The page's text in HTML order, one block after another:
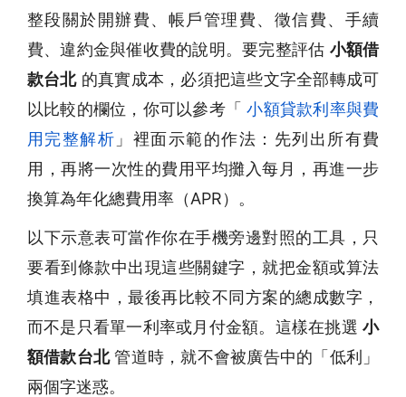
整段關於開辦費、帳戶管理費、徵信費、手續
費、違約金與催收費的說明。要完整評估 小額借
款台北的真實成本，必須把這些文字全部轉成可
以比較的欄位，你可以參考「 小額貸款利率與費
用完整解析 」裡面示範的作法：先列出所有費
用，再將一次性的費用平均攤入每月，再進一步
換算為年化總費用率（APR）。
以下示意表可當作你在手機旁邊對照的工具，只
要看到條款中出現這些關鍵字，就把金額或算法
填進表格中，最後再比較不同方案的總成數字，
而不是只看單一利率或月付金額。這樣在挑選 小
額借款台北管道時，就不會被廣告中的「低利」
兩個字迷惑。